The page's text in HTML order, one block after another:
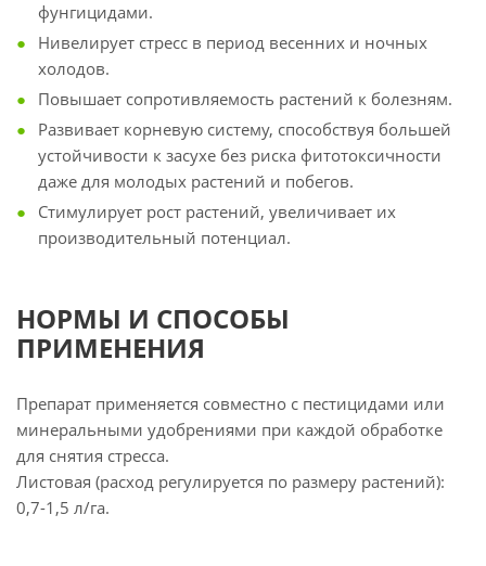
фунгицидами.
Нивелирует стресс в период весенних и ночных
холодов.
Повышает сопротивляемость растений к болезням.
Развивает корневую систему, способствуя большей
устойчивости к засухе без риска фитотоксичности
даже для молодых растений и побегов.
Стимулирует рост растений, увеличивает их
производительный потенциал.
НОРМЫ И СПОСОБЫ
ПРИМЕНЕНИЯ
Препарат применяется совместно с пестицидами или
минеральными удобрениями при каждой обработке
для снятия стресса.
Листовая (расход регулируется по размеру растений):
0,7-1,5 л/га.